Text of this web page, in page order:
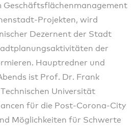
Geschäftsflächenmanagement
Projekten, wird
Dezernent der Stadt
der
Hauptredner und
ist Prof. Dr. Frank
Universität
für die Post-Corona-City
Möglichkeiten für Schwerte